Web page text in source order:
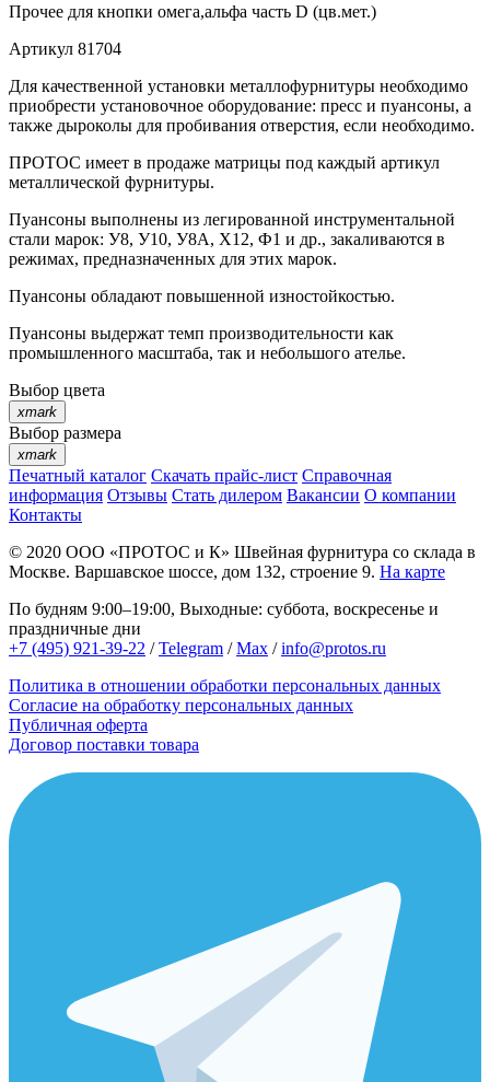
Прочее для кнопки омега,альфа часть D (цв.мет.)
Артикул 81704
Для качественной установки металлофурнитуры необходимо
приобрести установочное оборудование: пресс и пуансоны, а
также дыроколы для пробивания отверстия, если необходимо.
ПРОТОС имеет в продаже матрицы под каждый артикул
металлической фурнитуры.
Пуансоны выполнены из легированной инструментальной
стали марок: У8, У10, У8А, Х12, Ф1 и др., закаливаются в
режимах, предназначенных для этих марок.
Пуансоны обладают повышенной изностойкостью.
Пуансоны выдержат темп производительности как
промышленного масштаба, так и небольшого ателье.
Выбор цвета
xmark
Выбор размера
xmark
Печатный каталог Скачать прайс-лист Справочная
информация Отзывы Стать дилером Вакансии О компании
Контакты
© 2020 ООО «ПРОТОС и К» Швейная фурнитура со склада в
Москве. Варшавское шоссе, дом 132, строение 9. На карте
По будням 9:00–19:00, Выходные: суббота, воскресенье и
праздничные дни
+7 (495) 921-39-22 /Telegram /Max /info@protos.ru
Политика в отношении обработки персональных данных
Согласие на обработку персональных данных
Публичная оферта
Договор поставки товара